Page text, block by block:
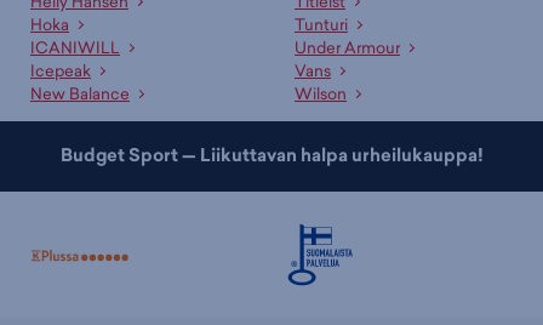
Hoka
ICANIWILL
Icepeak
New Balance
Tunturi
Under Armour
Vans
Wilson
Budget Sport — Liikuttavan halpa urheilukauppa!